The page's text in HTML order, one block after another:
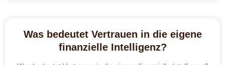
Was bedeutet Vertrauen in die eigene
finanzielle Intelligenz?